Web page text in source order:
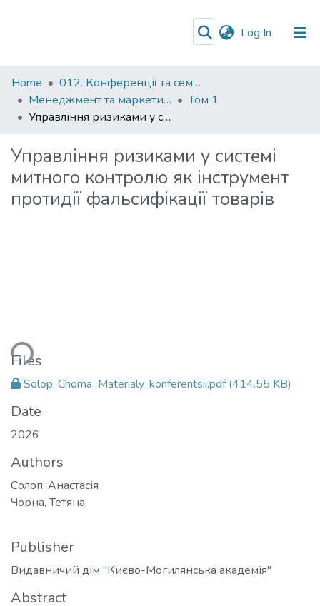
Log In (current)
Communities
&
Collections
Home
012. Конференції та семінари НаУКМА
Менеджмент та маркетинг як фактори розвитку бізнесу : матеріали ІV Міжнародної науково-практичної конференції 15-17 квітня 2026 р.
Том 1
Управління ризиками у системі митного контролю як інструмент протидії фальсифікації товарів
Управління ризиками у системі
митного контролю як інструмент
протидії фальсифікації товарів
Loading...
Files
Solop_Chorna_Materialy_konferentsii.pdf(414.55 KB)
Date
2026
Authors
Солоп, Анастасія
Чорна, Тетяна
Publisher
Видавничий дім "Києво-Могилянська академія"
Abstract